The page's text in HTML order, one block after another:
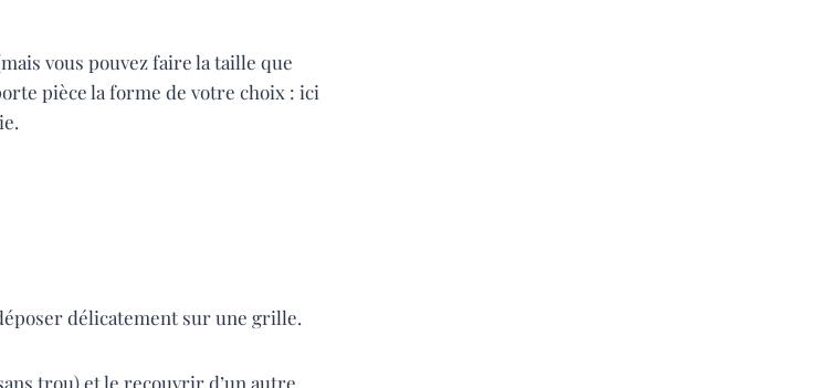
vous pouvez faire la taille que
pièce la forme de votre choix : ici
délicatement sur une grille.
trou) et le recouvrir d’un autre